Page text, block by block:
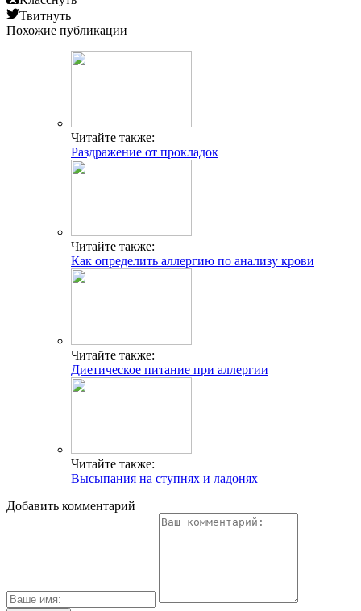
Твитнуть
Похожие публикации
Читайте также:
Раздражение от прокладок
Читайте также:
Как определить аллергию по анализу крови
Читайте также:
Диетическое питание при аллергии
Читайте также:
Высыпания на ступнях и ладонях
Добавить комментарий